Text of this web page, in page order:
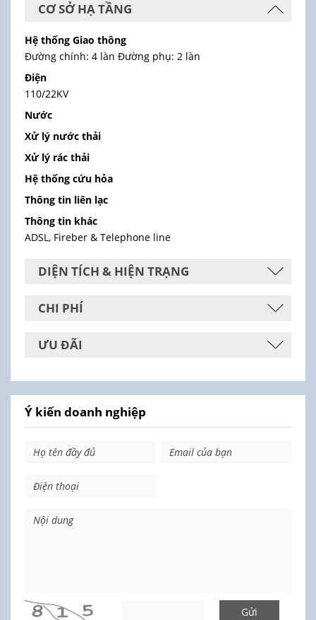
CƠ SỞ HẠ TẦNG
Hệ thống Giao thông
Đường chính: 4 làn Đường phụ: 2 làn
Điện
110/22KV
Nước
Xử lý nước thải
Xử lý rác thải
Hệ thống cứu hỏa
Thông tin liên lạc
Thông tin khác
ADSL, Fireber & Telephone line
DIỆN TÍCH & HIỆN TRẠNG
CHI PHÍ
ƯU ĐÃI
Ý kiến doanh nghiệp
Gửi